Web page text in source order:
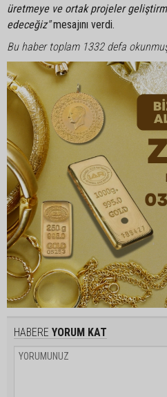
üretmeye ve ortak projeler
edeceğiz"mesajını verdi.
Bu haber toplam 1332 defa
HABERE YORUM KAT